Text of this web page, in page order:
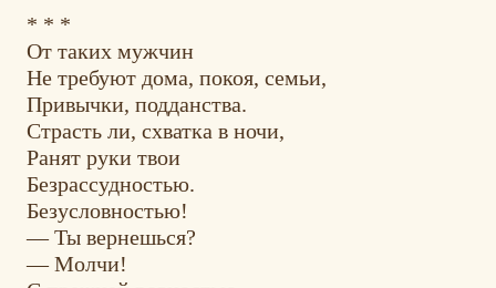
* * *
От таких мужчин
Не требуют дома, покоя, семьи,
Привычки, подданства.
Страсть ли, схватка в ночи,
Ранят руки твои
Безрассудностью.
Безусловностью!
— Ты вернешься?
— Молчи!